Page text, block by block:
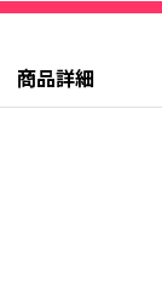
商品詳細